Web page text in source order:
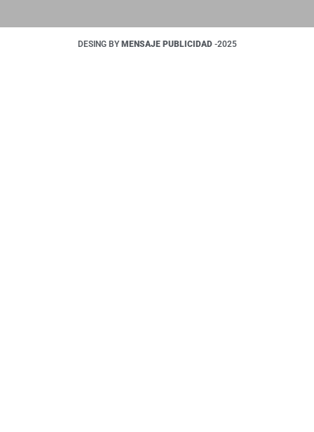
DESING BY MENSAJE PUBLICIDAD -2025